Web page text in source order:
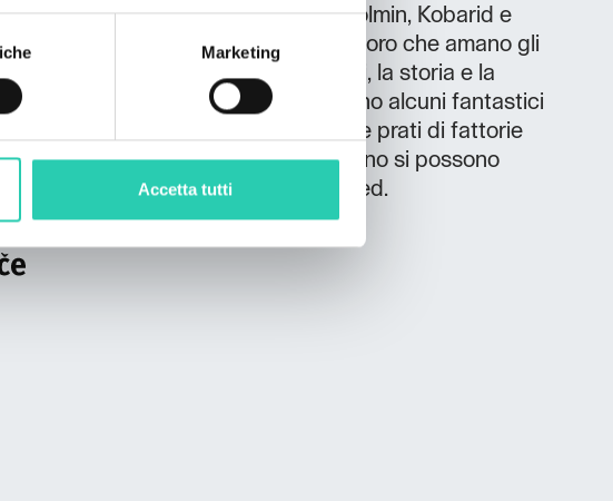
Marketing
Accetta tutti
Le vicine città di Most na Soči, Tolmin, Kobarid e
numerose avventure per tutti coloro che amano gli
e acquatici, le bellezze naturali, la storia e la
Sull'altopiano di Šentviška si trovano alcuni fantastici
che vi condurranno tra boschi e prati di fattorie
Alpi. A poco più di mezz'ora di treno si possono
le famose città alpine di Bohinj e Bled.